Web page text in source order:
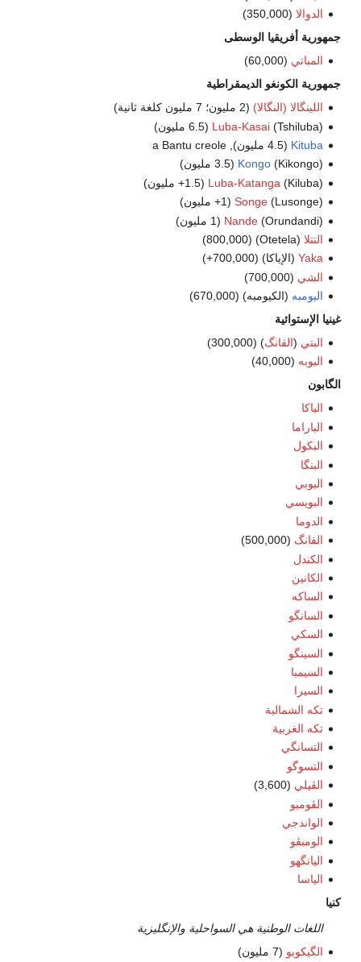
الدوالا (350,000)
جمهورية أفريقيا الوسطى
المباتي (60,000)
جمهورية الكونغو الديمقراطية
اللينگالا (النگالا) (2 مليون؛ 7 مليون كلغة ثانية)
Luba-Kasai(Tshiluba) (6.5 مليون)
Kituba (4.5 مليون), a Bantu creole
Kongo(Kikongo) (3.5 مليون)
Luba-Katanga (Kiluba) (1.5+ مليون)
Songe(Lusonge) (1+ مليون)
Nande(Orundandi) (1 مليون)
التتلا (Otetela) (800,000)
Yaka (الإياكا) (700,000+)
الشي (700,000)
اليومبه (الكيومبه) (670,000)
غينيا الإستوائية
البتي (الفانگ) (300,000)
البوبه (40,000)
الگابون
الباكا
الباراما
البكول
البنگا
البوبي
البويسي
الدوما
الفانگ (500,000)
الكندل
الكانين
الساكه
السانگو
السكي
السينگو
السيمبا
السيرا
تكه الشمالية
تكه الغربية
التسانگي
التسوگو
الڤيلي (3,600)
الڤومبو
الواندجي
الومبڤو
اليانگهو
الياسا
كنيا
اللغات الوطنية هي السواحلية والإنگليزية
الگيكويو (7 مليون)